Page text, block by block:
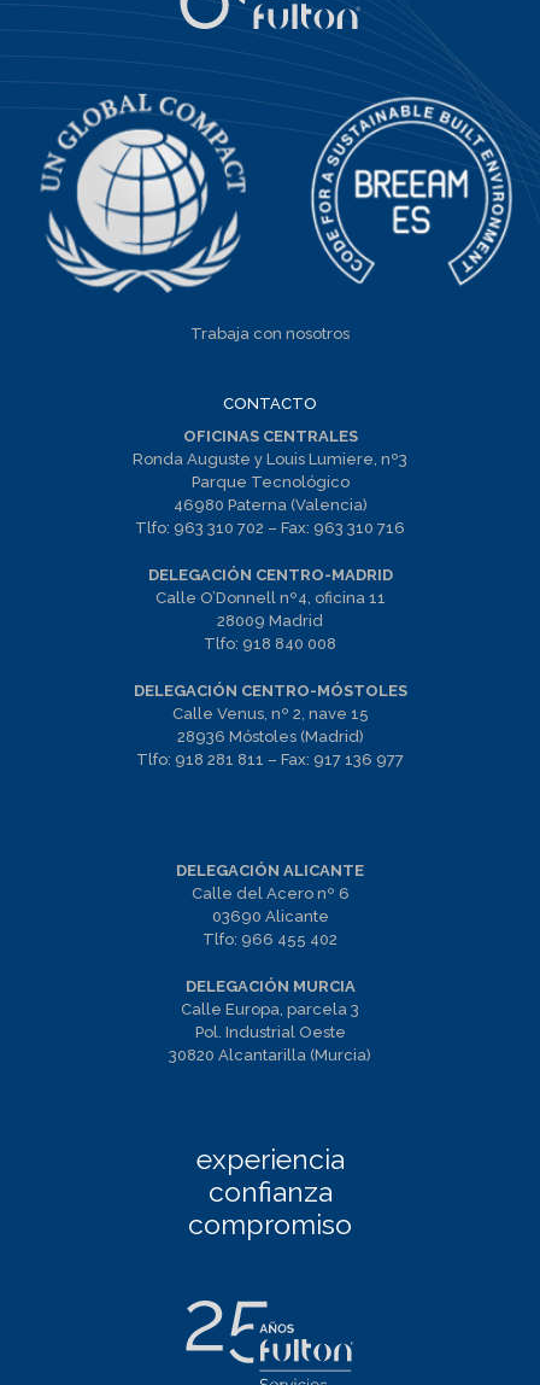
Trabaja con nosotros
CONTACTO
OFICINAS CENTRALES
Ronda Auguste y Louis Lumiere, nº3
Parque Tecnológico
46980 Paterna (Valencia)
Tlfo: 963 310 702 – Fax: 963 310 716
DELEGACIÓN CENTRO-MADRID
Calle O’Donnell nº4, oficina 11
28009 Madrid
Tlfo: 918 840 008
DELEGACIÓN CENTRO-MÓSTOLES
Calle Venus, nº 2, nave 15
28936 Móstoles (Madrid)
Tlfo: 918 281 811 – Fax: 917 136 977
DELEGACIÓN ALICANTE
Calle del Acero nº 6
03690 Alicante
Tlfo: 966 455 402
DELEGACIÓN MURCIA
Calle Europa, parcela 3
Pol. Industrial Oeste
30820 Alcantarilla (Murcia)
experiencia
confianza
compromiso